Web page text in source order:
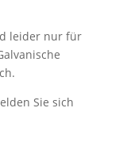
leider nur für
Sie sich